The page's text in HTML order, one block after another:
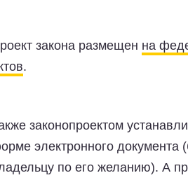
закона размещен на
.
законопроектом
электронного
по его желанию). А